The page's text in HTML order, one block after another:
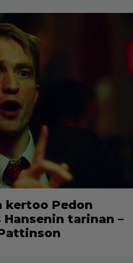
kertoo Pedon
tarinan –